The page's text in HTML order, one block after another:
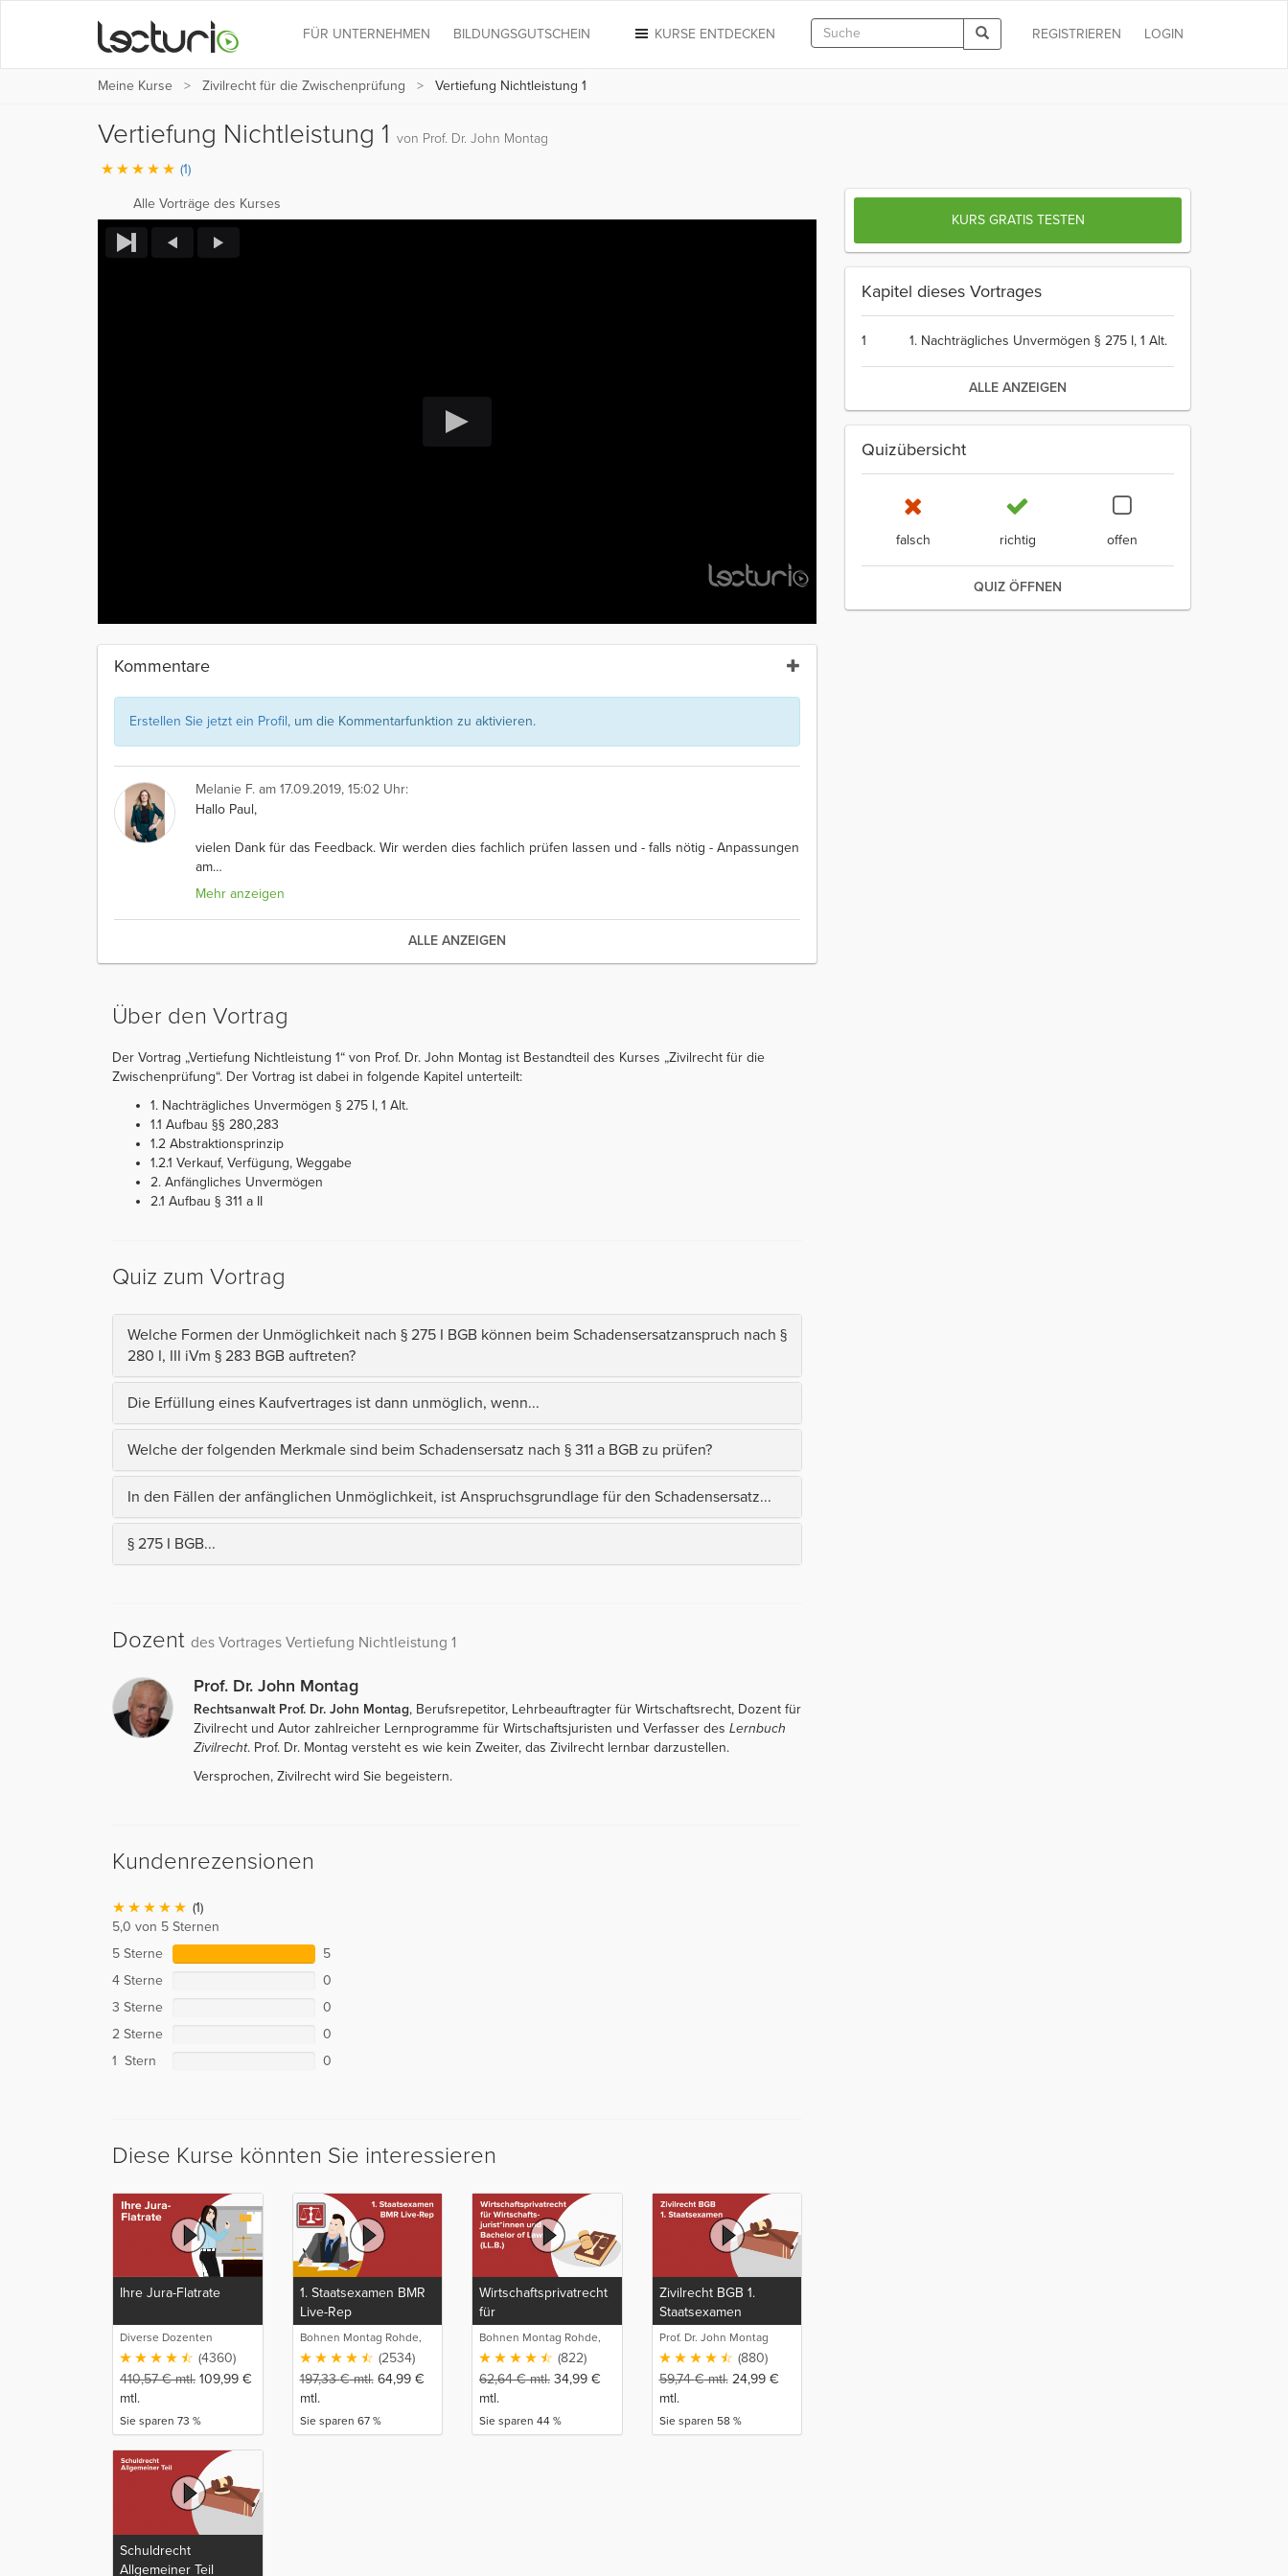
LOGIN
REGISTRIEREN
KURSE ENTDECKEN
FÜR UNTERNEHMEN BILDUNGSGUTSCHEIN
Meine Kurse Zivilrecht für die Zwischenprüfung Vertiefung Nichtleistung 1
Vertiefung Nichtleistung 1 von Prof. Dr. John Montag
(1)
Alle Vorträge des Kurses
Kommentare
Erstellen Sie jetzt ein Profil, um die Kommentarfunktion zu aktivieren.
Melanie F. am 17.09.2019, 15:02 Uhr:
Hallo Paul,
vielen Dank für das Feedback. Wir werden dies fachlich prüfen lassen und - falls nötig - Anpassungen
am…
Mehr anzeigen
ALLE ANZEIGEN
Über den Vortrag
Der Vortrag „Vertiefung Nichtleistung 1“ von Prof. Dr. John Montag ist Bestandteil des Kurses „Zivilrecht für die
Zwischenprüfung“. Der Vortrag ist dabei in folgende Kapitel unterteilt:
1. Nachträgliches Unvermögen § 275 I, 1 Alt.
1.1 Aufbau §§ 280,283
1.2 Abstraktionsprinzip
1.2.1 Verkauf, Verfügung, Weggabe
2. Anfängliches Unvermögen
2.1 Aufbau § 311 a II
Quiz zum Vortrag
Welche Formen der Unmöglichkeit nach § 275 I BGB können beim Schadensersatzanspruch nach §
280 I, III iVm § 283 BGB auftreten?
Die Erfüllung eines Kaufvertrages ist dann unmöglich, wenn...
Welche der folgenden Merkmale sind beim Schadensersatz nach § 311 a BGB zu prüfen?
In den Fällen der anfänglichen Unmöglichkeit, ist Anspruchsgrundlage für den Schadensersatz...
§ 275 I BGB...
Dozent des Vortrages Vertiefung Nichtleistung 1
Prof. Dr. John Montag
Rechtsanwalt Prof. Dr. John Montag, Berufsrepetitor, Lehrbeauftragter für Wirtschaftsrecht, Dozent für
Zivilrecht und Autor zahlreicher Lernprogramme für Wirtschaftsjuristen und Verfasser des Lernbuch
Zivilrecht. Prof. Dr. Montag versteht es wie kein Zweiter, das Zivilrecht lernbar darzustellen.
Versprochen, Zivilrecht wird Sie begeistern.
Kundenrezensionen
(1)
5,0 von 5 Sternen
5 Sterne
5
4 Sterne
0
3 Sterne
0
2 Sterne
0
1 Stern
0
Diese Kurse könnten Sie interessieren
Ihre Jura-Flatrate
Diverse Dozenten
(4360)
410,57€mtl. 109,99 €
mtl.
Sie sparen 73 %
1. Staatsexamen BMR
Live-Rep
Bohnen Montag Rohde,
Juristische
(2534)
197,33€mtl. 64,99 €
mtl.
Sie sparen 67 %
Wirtschaftsprivatrecht
für
Wirtschaftsjurist*innen
und Bachelor of Laws
Bohnen Montag Rohde,
Juristische
(822)
62,64€mtl. 34,99 €
mtl.
Sie sparen 44 %
Zivilrecht BGB 1.
Staatsexamen
Prof. Dr. John Montag
(880)
59,74€mtl. 24,99 €
mtl.
Sie sparen 58 %
Schuldrecht
Allgemeiner Teil
KURS GRATIS TESTEN
Kapitel dieses Vortrages
1 1. Nachträgliches Unvermögen § 275 I, 1 Alt.
ALLE ANZEIGEN
Quizübersicht
falsch richtig offen
QUIZ ÖFFNEN